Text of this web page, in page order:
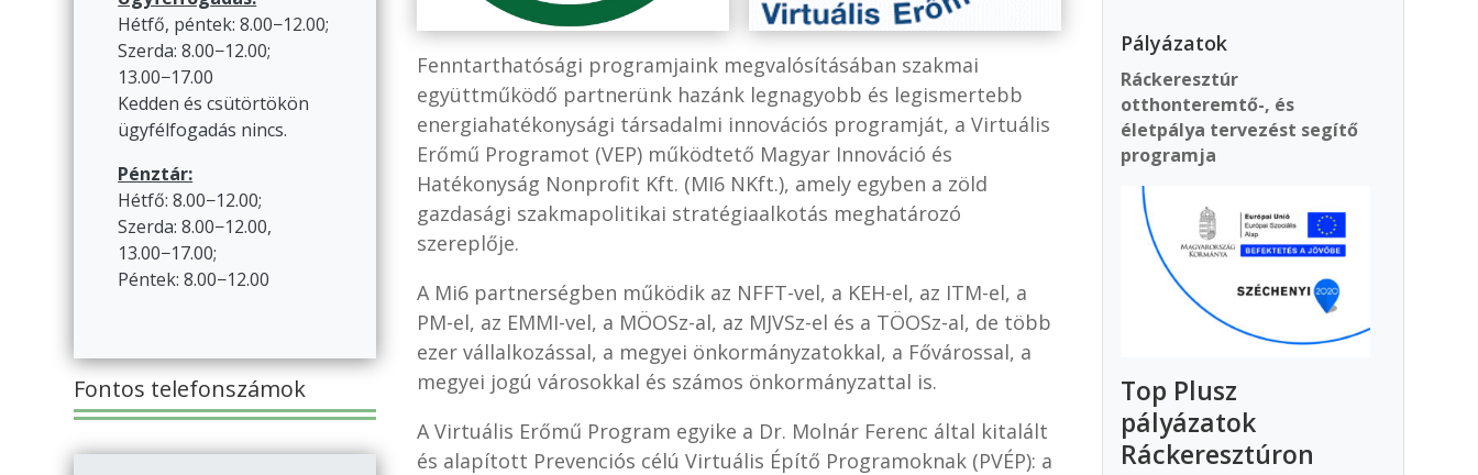
Hétfő, péntek: 8.00−12.00;
Szerda: 8.00−12.00;
13.00−17.00
Kedden és csütörtökön
ügyfélfogadás nincs.
Pénztár:
Hétfő: 8.00−12.00;
Szerda: 8.00−12.00,
13.00−17.00;
Péntek: 8.00−12.00
Fontos telefonszámok
Fenntarthatósági programjaink megvalósításában szakmai
együttműködő partnerünk hazánk legnagyobb és legismertebb
energiahatékonysági társadalmi innovációs programját, a Virtuális
Erőmű Programot (VEP) működtető Magyar Innováció és
Hatékonyság Nonprofit Kft. (MI6 NKft.), amely egyben a zöld
gazdasági szakmapolitikai stratégiaalkotás meghatározó
szereplője.
A Mi6 partnerségben működik az NFFT-vel, a KEH-el, az ITM-el, a
PM-el, az EMMI-vel, a MÖOSz-al, az MJVSz-el és a TÖOSz-al, de több
ezer vállalkozással, a megyei önkormányzatokkal, a Fővárossal, a
megyei jogú városokkal és számos önkormányzattal is.
A Virtuális Erőmű Program egyike a Dr. Molnár Ferenc által kitalált
és alapított Prevenciós célú Virtuális Építő Programoknak (PVÉP): a
Pályázatok
Ráckeresztúr
otthonteremtő-, és
életpálya tervezést segítő
programja
Top Plusz
pályázatok
Ráckeresztúron